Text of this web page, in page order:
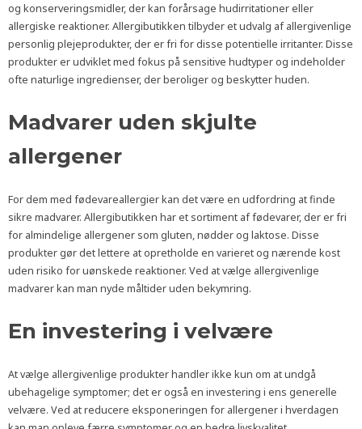
og konserveringsmidler, der kan forårsage hudirritationer eller
allergiske reaktioner. Allergibutikken tilbyder et udvalg af allergivenlige
personlig plejeprodukter, der er fri for disse potentielle irritanter. Disse
produkter er udviklet med fokus på sensitive hudtyper og indeholder
ofte naturlige ingredienser, der beroliger og beskytter huden.
Madvarer uden skjulte
allergener
For dem med fødevareallergier kan det være en udfordring at finde
sikre madvarer. Allergibutikken har et sortiment af fødevarer, der er fri
for almindelige allergener som gluten, nødder og laktose. Disse
produkter gør det lettere at opretholde en varieret og nærende kost
uden risiko for uønskede reaktioner. Ved at vælge allergivenlige
madvarer kan man nyde måltider uden bekymring.
En investering i velvære
At vælge allergivenlige produkter handler ikke kun om at undgå
ubehagelige symptomer; det er også en investering i ens generelle
velvære. Ved at reducere eksponeringen for allergener i hverdagen